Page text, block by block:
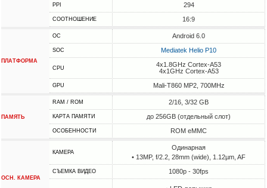
PPI 294
СООТНОШЕНИЕ 16:9
ПЛАТФОРМА
ОС Android 6.0
SOC Mediatek Helio P10
CPU
4x1.8GHz Cortex-A53
4x1GHz Cortex-A53
GPU Mali-T860 MP2, 700MHz
ПАМЯТЬ
RAM / ROM 2/16, 3/32 GB
КАРТА ПАМЯТИ до 256GB (отдельный слот)
ОСОБЕННОСТИ ROM eMMC
ОСН. КАМЕРА
КАМЕРА
Одинарная
• 13MP, f/2.2, 28mm (wide), 1.12µm, AF
СЪЕМКА ВИДЕО 1080p - 30fps